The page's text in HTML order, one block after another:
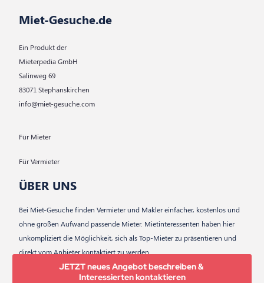
JETZT neues Angebot beschreiben &
Interessierten kontaktieren
Miet-Gesuche.de
Ein Produkt der
Mieterpedia GmbH
Salinweg 69
83071 Stephanskirchen
info@miet-gesuche.com
Für Mieter
Für Vermieter
ÜBER UNS
Bei Miet-Gesuche finden Vermieter und Makler einfacher, kostenlos und
ohne großen Aufwand passende Mieter. Mietinteressenten haben hier
unkompliziert die Möglichkeit, sich als Top-Mieter zu präsentieren und
direkt vom Anbieter kontaktiert zu werden.